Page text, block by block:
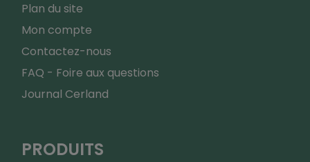
Plan du site
Mon compte
Contactez-nous
FAQ - Foire aux questions
Journal Cerland
PRODUITS